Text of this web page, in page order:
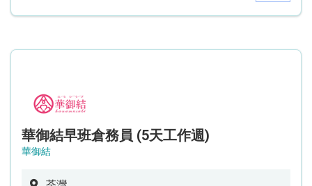
華御結早班倉務員 (5天工作週)
華御結